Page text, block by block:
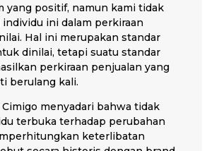
yang positif, namun kami tidak
ini dalam perkiraan
Hal ini merupakan standar
dinilai, tetapi suatu standar
perkiraan penjualan yang
berulang kali.
menyadari bahwa tidak
terbuka terhadap perubahan
keterlibatan